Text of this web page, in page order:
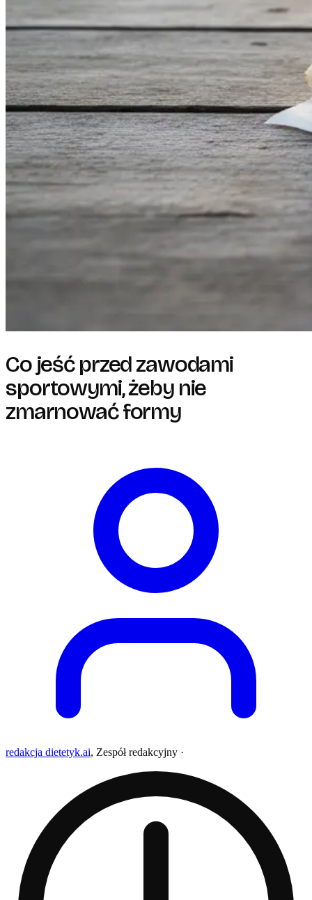
Co jeść przed zawodami
sportowymi, żeby nie
zmarnować formy
redakcja dietetyk.ai, Zespół redakcyjny ·